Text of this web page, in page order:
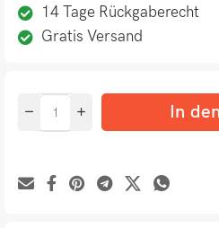
14 Tage Rückgaberecht
Gratis Versand
In